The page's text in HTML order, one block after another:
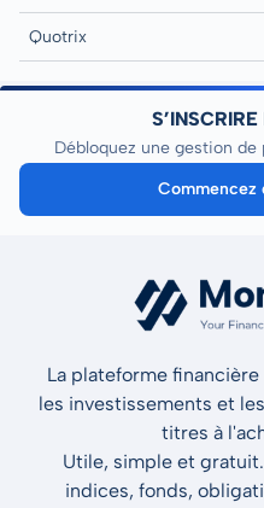
Quotrix
Débloquez une gestion
La plateforme
les investissements et
titres à
Utile, simple et gratuit.
indices, fonds,